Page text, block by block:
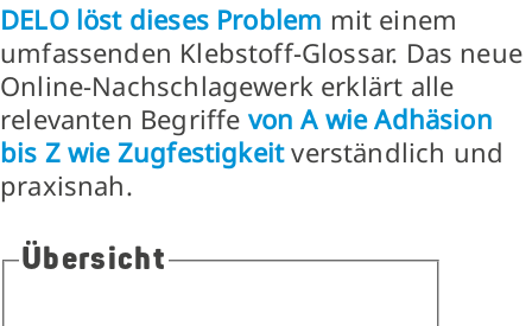
DELO löst dieses Problem mit einem
umfassenden Klebstoff-Glossar. Das neue
Online-Nachschlagewerk erklärt alle
relevanten Begriffe von A wie Adhäsion
bis Z wie Zugfestigkeitverständlich und
praxisnah.
Übersicht